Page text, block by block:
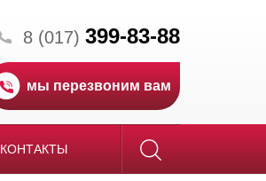
8 (017) 399-83-88
мы перезвоним вам
КОНТАКТЫ